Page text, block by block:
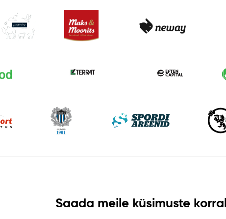
Saada meile küsimuste